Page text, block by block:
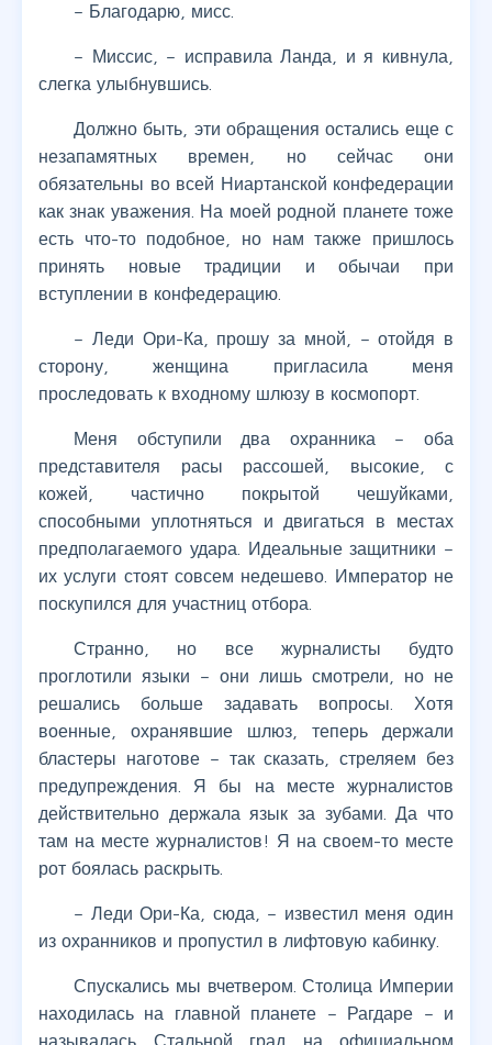
– Благодарю, мисс.
– Миссис, – исправила Ланда, и я кивнула,
слегка улыбнувшись.
Должно быть, эти обращения остались еще с
незапамятных времен, но сейчас они
обязательны во всей Ниартанской конфедерации
как знак уважения. На моей родной планете тоже
есть что-то подобное, но нам также пришлось
принять новые традиции и обычаи при
вступлении в конфедерацию.
– Леди Ори-Ка, прошу за мной, – отойдя в
сторону, женщина пригласила меня
проследовать к входному шлюзу в космопорт.
Меня обступили два охранника – оба
представителя расы рассошей, высокие, с
кожей, частично покрытой чешуйками,
способными уплотняться и двигаться в местах
предполагаемого удара. Идеальные защитники –
их услуги стоят совсем недешево. Император не
поскупился для участниц отбора.
Странно, но все журналисты будто
проглотили языки – они лишь смотрели, но не
решались больше задавать вопросы. Хотя
военные, охранявшие шлюз, теперь держали
бластеры наготове – так сказать, стреляем без
предупреждения. Я бы на месте журналистов
действительно держала язык за зубами. Да что
там на месте журналистов! Я на своем-то месте
рот боялась раскрыть.
– Леди Ори-Ка, сюда, – известил меня один
из охранников и пропустил в лифтовую кабинку.
Спускались мы вчетвером. Столица Империи
находилась на главной планете – Рагдаре – и
называлась Стальной град на официальном